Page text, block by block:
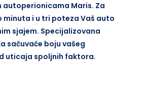
autoperionicama Maris. Za
minuta i u tri poteza Vaš auto
sjajem. Specijalizovana
sačuvaće boju vašeg
uticaja spoljnih faktora.